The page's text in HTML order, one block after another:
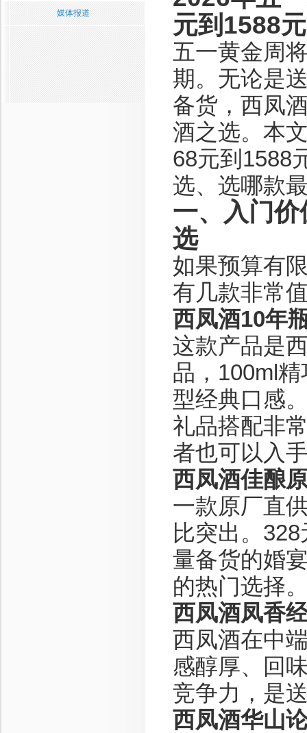
媒体报道
元到1588
五一黄金周
期。无论是
备货，西凤
酒之选。本
68元到1588
选、选哪款
一、入门
选
如果预算有
有几款非常
西凤酒10年
这款产品是
品，100ml
型经典口感
礼品搭配非
者也可以入
西凤酒佳酿
一款原厂直
比突出。
量备货的婚
的热门选择
西凤酒凤香
西凤酒在中
感醇厚、回
竞争力，是
西凤酒华山